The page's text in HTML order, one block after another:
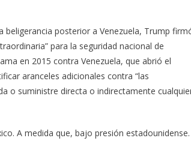
beligerancia posterior a Venezuela, Trump
para la seguridad nacional de
en 2015 contra Venezuela, que abrió el
aranceles adicionales contra “las
o suministre directa o indirectamente
A medida que, bajo presión estadounidense.